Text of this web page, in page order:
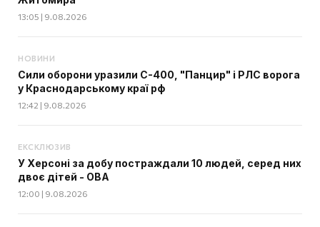
13:05 | 9.08.2026
НОВИНИ
Сили оборони уразили С-400, "Панцир" і РЛС ворога
у Краснодарському краї рф
12:42 | 9.08.2026
ЕКСКЛЮЗИВ
У Херсоні за добу постраждали 10 людей, серед них
двоє дітей - ОВА
12:00 | 9.08.2026